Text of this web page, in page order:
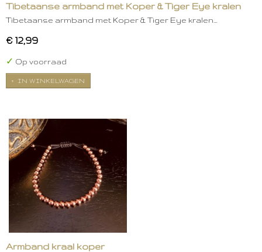
Tibetaanse armband met Koper & Tiger Eye kralen
Tibetaanse armband met Koper & Tiger Eye kralen…
€ 12,99
✓ Op voorraad
IN WINKELWAGEN
Armband kraal koper